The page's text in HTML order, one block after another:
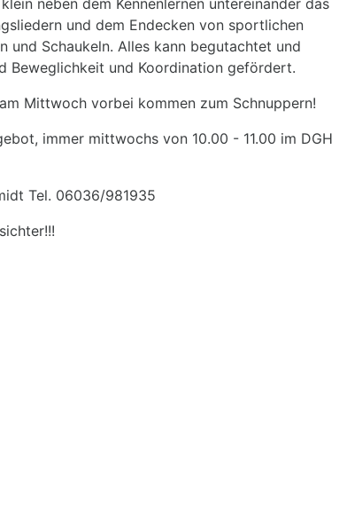
neben dem Kennenlernen untereinander das
und dem Endecken von sportlichen
und Schaukeln. Alles kann begutachtet und
Beweglichkeit und Koordination gefördert.
Mittwoch vorbei kommen zum Schnuppern!
immer mittwochs von 10.00 - 11.00 im DGH
Tel. 06036/981935